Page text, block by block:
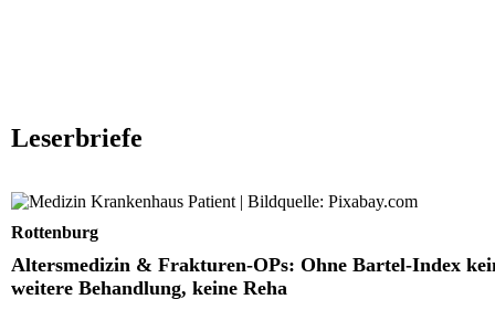
Leserbriefe
Altersmedizin & Frakturen-OPs: Ohne Bartel-Index
weitere Behandlung, keine Reha
Rottenburg
Altersmedizin & Frakturen-OPs: Ohne Bartel-Index
weitere Behandlung, keine Reha